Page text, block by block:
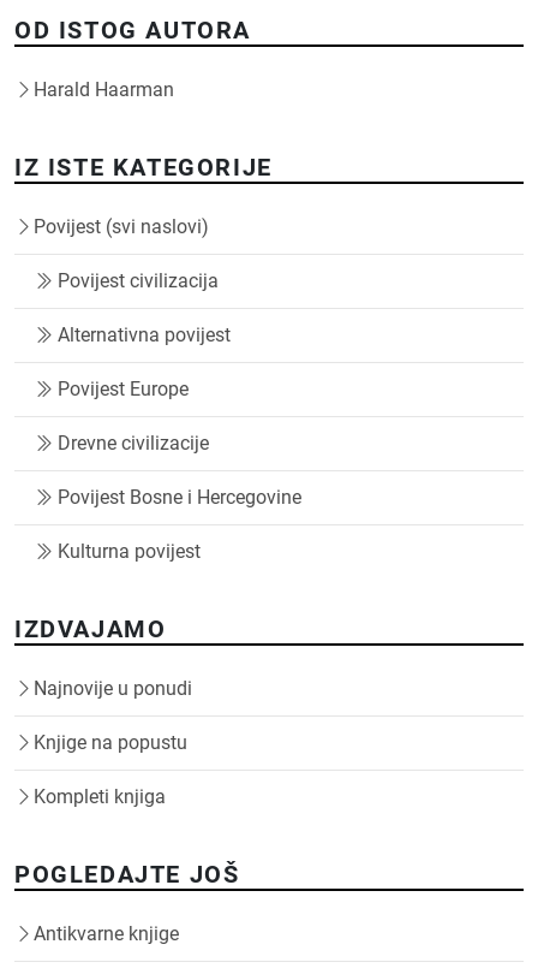
OD ISTOG AUTORA
Harald Haarman
IZ ISTE KATEGORIJE
Povijest (svi naslovi)
Povijest civilizacija
Alternativna povijest
Povijest Europe
Drevne civilizacije
Povijest Bosne i Hercegovine
Kulturna povijest
IZDVAJAMO
Najnovije u ponudi
Knjige na popustu
Kompleti knjiga
POGLEDAJTE JOŠ
Antikvarne knjige